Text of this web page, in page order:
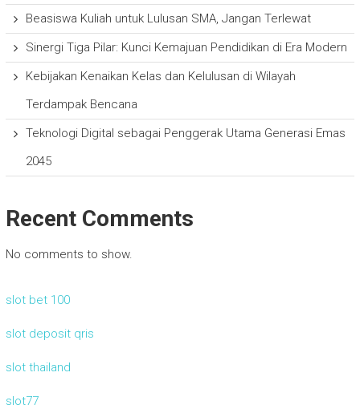
Beasiswa Kuliah untuk Lulusan SMA, Jangan Terlewat
Sinergi Tiga Pilar: Kunci Kemajuan Pendidikan di Era Modern
Kebijakan Kenaikan Kelas dan Kelulusan di Wilayah
Terdampak Bencana
Teknologi Digital sebagai Penggerak Utama Generasi Emas
2045
Recent Comments
No comments to show.
slot bet 100
slot deposit qris
slot thailand
slot77